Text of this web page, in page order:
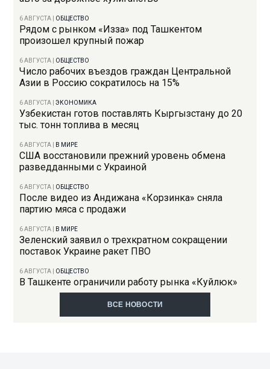
6 АВГУСТА ОБЩЕСТВО
Рядом с рынком «Изза» под Ташкентом
произошел крупный пожар
6 АВГУСТА ОБЩЕСТВО
Число рабочих въездов граждан Центральной
Азии в Россию сократилось на 15%
6 АВГУСТА |ЭКОНОМИКА
Узбекистан готов поставлять Кыргызстану до 20
тыс. тонн топлива в месяц
6 АВГУСТА В МИРЕ
США восстановили прежний уровень обмена
разведданными с Украиной
6 АВГУСТА ОБЩЕСТВО
После видео из Андижана «Корзинка» сняла
партию мяса с продажи
6 АВГУСТА В МИРЕ
Зеленский заявил о трехкратном сокращении
поставок Украине ракет ПВО
6 АВГУСТА ОБЩЕСТВО
В Ташкенте ограничили работу рынка «Куйлюк»
ВСЕ НОВОСТИ